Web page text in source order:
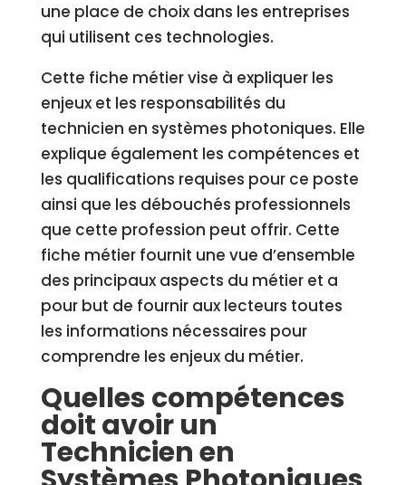
une place de choix dans les entreprises
qui utilisent ces technologies.
Cette fiche métier vise à expliquer les
enjeux et les responsabilités du
technicien en systèmes photoniques. Elle
explique également les compétences et
les qualifications requises pour ce poste
ainsi que les débouchés professionnels
que cette profession peut offrir. Cette
fiche métier fournit une vue d’ensemble
des principaux aspects du métier et a
pour but de fournir aux lecteurs toutes
les informations nécessaires pour
comprendre les enjeux du métier.
Quelles compétences
doit avoir un
Technicien en